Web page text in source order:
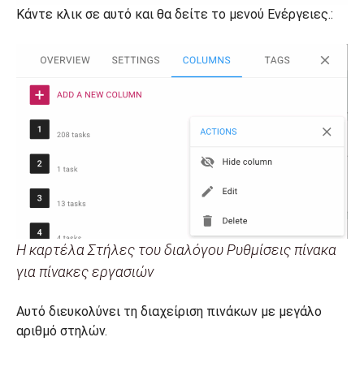
Κάντε κλικ σε αυτό και θα δείτε το μενού Ενέργειες.:
Η καρτέλα Στήλες του διαλόγου Ρυθμίσεις πίνακα
για πίνακες εργασιών
Αυτό διευκολύνει τη διαχείριση πινάκων με μεγάλο
αριθμό στηλών.